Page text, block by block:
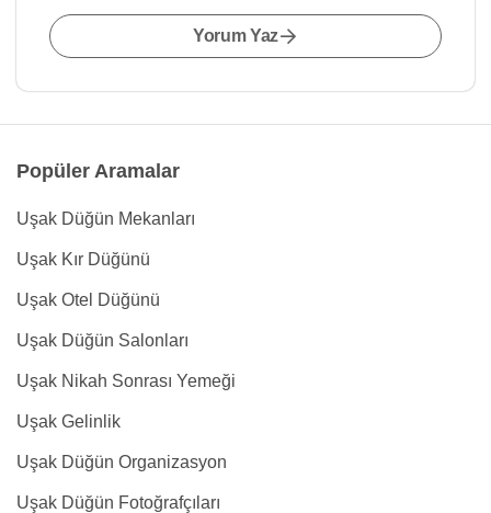
Yorum Yaz
Popüler Aramalar
Uşak Düğün Mekanları
Uşak Kır Düğünü
Uşak Otel Düğünü
Uşak Düğün Salonları
Uşak Nikah Sonrası Yemeği
Uşak Gelinlik
Uşak Düğün Organizasyon
Uşak Düğün Fotoğrafçıları